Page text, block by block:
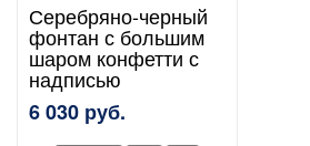
Серебряно-черный
фонтан с большим
шаром конфетти с
надписью
6 030 руб.